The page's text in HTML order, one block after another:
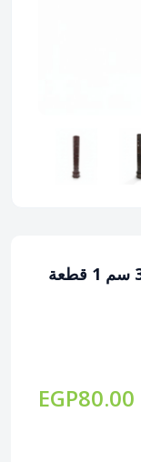
مبخرة خشب أستاند ( أرابيسك ) 30 سم 1 قطعة
EGP80.00